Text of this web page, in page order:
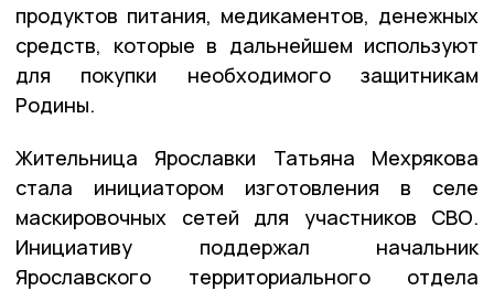
продуктов питания, медикаментов, денежных
средств, которые в дальнейшем используют
для покупки необходимого защитникам
Родины.
Жительница Ярославки Татьяна Мехрякова
стала инициатором изготовления в селе
маскировочных сетей для участников СВО.
Инициативу поддержал начальник
Ярославского территориального отдела